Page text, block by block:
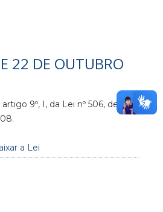
22 DE OUTUBRO
9º, I, da Lei nº 506, de 29
a Lei